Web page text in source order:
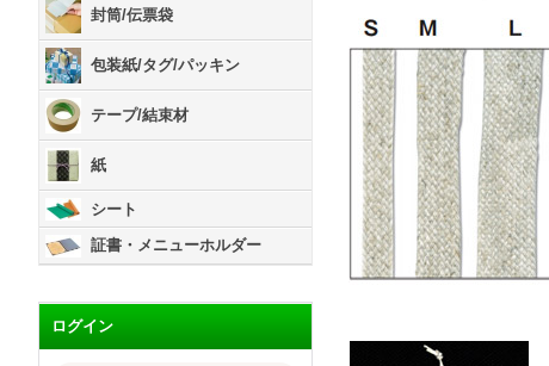
封筒/伝票袋
包装紙/タグ/パッキン
テープ/結束材
紙
シート
証書・メニューホルダー
ログイン